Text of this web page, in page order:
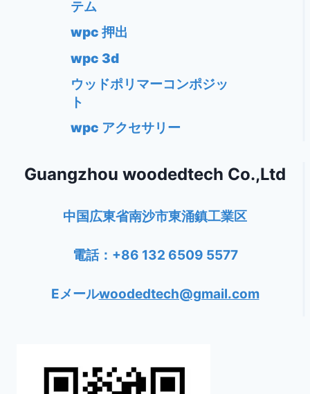
テム
wpc 押出
wpc 3d
ウッドポリマーコンポジッ
ト
wpc アクセサリー
Guangzhou woodedtech Co.,Ltd
中国広東省南沙市東涌鎮工業区
電話：+86 132 6509 5577
Eメールwoodedtech@gmail.com